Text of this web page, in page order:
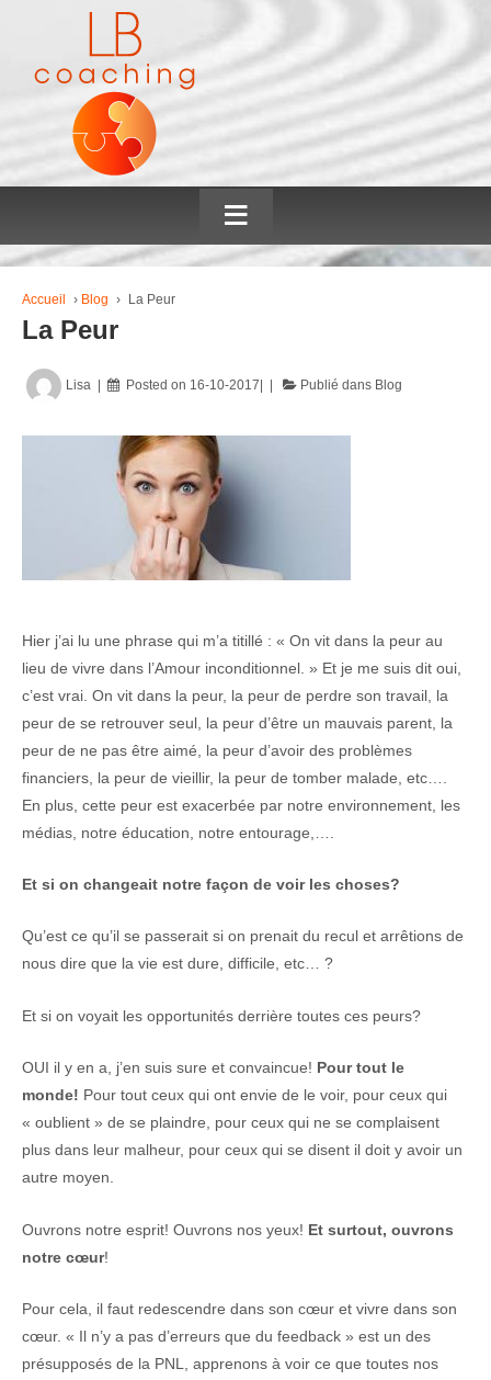
≡
Accueil › Blog › La Peur
La Peur
Lisa Posted on 16-10-2017 Publié dans Blog
Hier j’ai lu une phrase qui m’a titillé : « On vit dans la peur au
lieu de vivre dans l’Amour inconditionnel. » Et je me suis dit oui,
c’est vrai. On vit dans la peur, la peur de perdre son travail, la
peur de se retrouver seul, la peur d’être un mauvais parent, la
peur de ne pas être aimé, la peur d’avoir des problèmes
financiers, la peur de vieillir, la peur de tomber malade, etc….
En plus, cette peur est exacerbée par notre environnement, les
médias, notre éducation, notre entourage,….
Et si on changeait notre façon de voir les choses?
Qu’est ce qu’il se passerait si on prenait du recul et arrêtions de
nous dire que la vie est dure, difficile, etc… ?
Et si on voyait les opportunités derrière toutes ces peurs?
OUI il y en a, j’en suis sure et convaincue! Pour tout le
monde! Pour tout ceux qui ont envie de le voir, pour ceux qui
« oublient » de se plaindre, pour ceux qui ne se complaisent
plus dans leur malheur, pour ceux qui se disent il doit y avoir un
autre moyen.
Ouvrons notre esprit! Ouvrons nos yeux! Et surtout, ouvrons
notre cœur!
Pour cela, il faut redescendre dans son cœur et vivre dans son
cœur. « Il n’y a pas d’erreurs que du feedback » est un des
présupposés de la PNL, apprenons à voir ce que toutes nos